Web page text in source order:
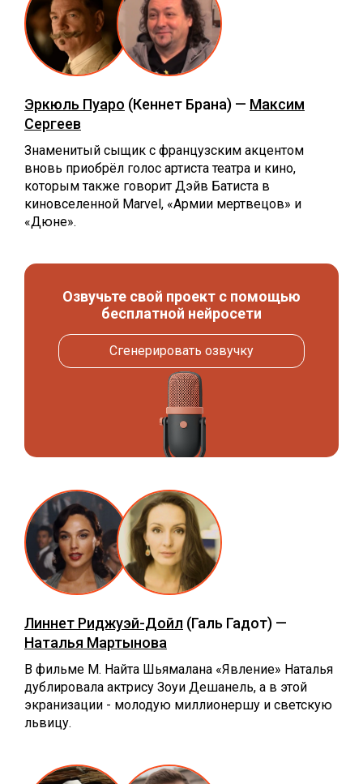
Эркюль Пуаро (Кеннет Брана) — Максим
Сергеев
Знаменитый сыщик с французским акцентом
вновь приобрёл голос артиста театра и кино,
которым также говорит Дэйв Батиста в
киновселенной Marvel, «Армии мертвецов» и
«Дюне».
Озвучьте свой проект с помощью
бесплатной нейросети
Сгенерировать озвучку
Линнет Риджуэй-Дойл (Галь Гадот) —
Наталья Мартынова
В фильме М. Найта Шьямалана «‎Явление»‎ Наталья
дублировала актрису Зоуи Дешанель, а в этой
экранизации - молодую миллионершу и светскую
львицу.